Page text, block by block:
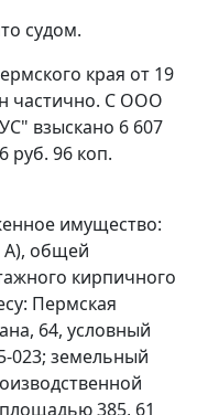
судом.
края от 19
частично. С ООО
взыскано 6 607
руб. 96 коп.
имущество:
А), общей
кирпичного
Пермская
64, условный
023; земельный
385, 61